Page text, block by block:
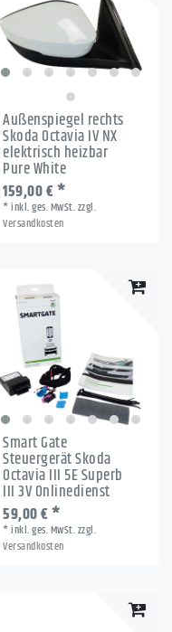
Außenspiegel rechts
Skoda Octavia IV NX
elektrisch heizbar
Pure White
159,00 € *
*inkl. ges. MwSt.zzgl.
Versandkosten
Smart Gate
Steuergerät Skoda
Octavia III 5E Superb
III 3V Onlinedienst
59,00 € *
*inkl. ges. MwSt.zzgl.
Versandkosten